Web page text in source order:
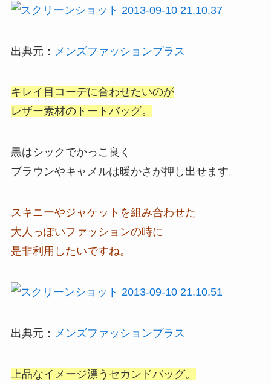
出典元： メンズファッションプラス
キレイ目コーデに合わせたいのが
レザー素材のトートバッグ。
黒はシックでかっこ良く
ブラウンやキャメルは暖かさが押し出せます。
スキニーやジャケットを組み合わせた
大人っぽいファッションの時に
是非利用したいですね。
出典元： メンズファッションプラス
上品なイメージ漂うセカンドバッグ。